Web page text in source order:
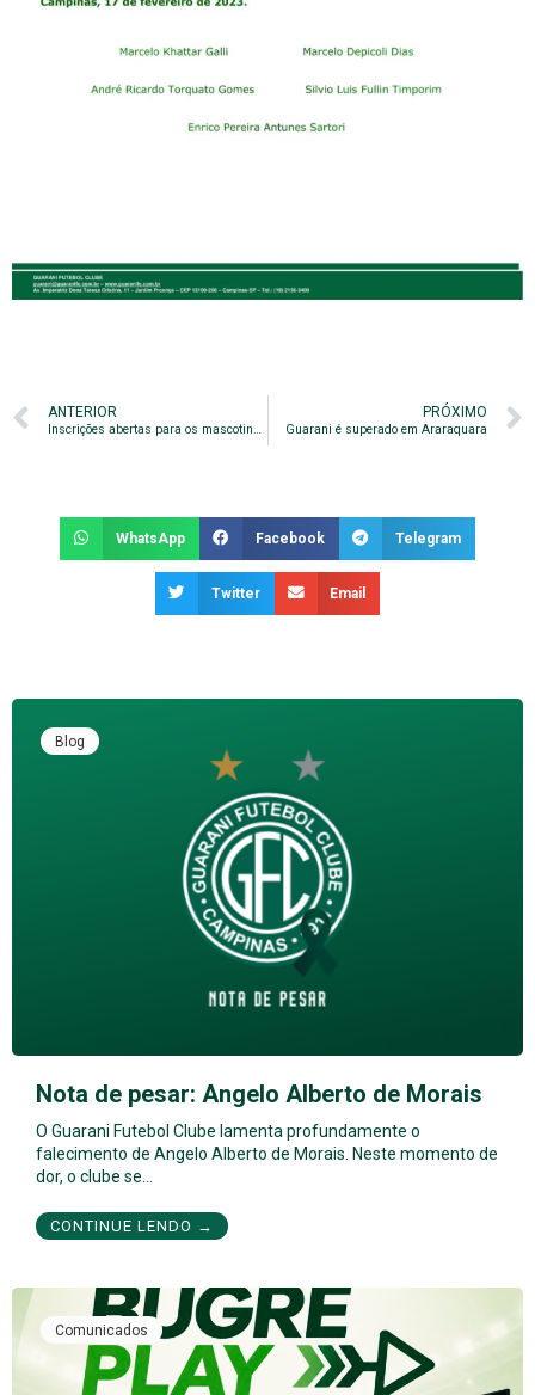
ANTERIOR
Inscrições abertas para os mascotinhos
PRÓXIMO
Guarani é superado em Araraquara
WhatsApp Facebook Telegram
Twitter Email
Blog
Nota de pesar: Angelo Alberto de Morais
O Guarani Futebol Clube lamenta profundamente o
falecimento de Angelo Alberto de Morais. Neste momento de
dor, o clube se…
CONTINUE LENDO →
Comunicados